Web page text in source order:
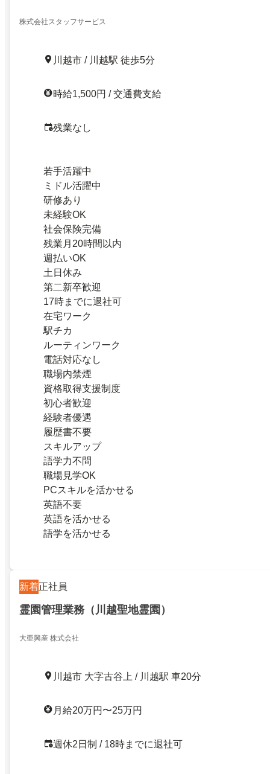
株式会社スタッフサービス
川越市 / 川越駅 徒歩5分
時給1,500円 / 交通費支給
残業なし
若手活躍中
ミドル活躍中
研修あり
未経験OK
社会保険完備
残業月20時間以内
週払いOK
土日休み
第二新卒歓迎
17時までに退社可
在宅ワーク
駅チカ
ルーティンワーク
電話対応なし
職場内禁煙
資格取得支援制度
初心者歓迎
経験者優遇
履歴書不要
スキルアップ
語学力不問
職場見学OK
PCスキルを活かせる
英語不要
英語を活かせる
語学を活かせる
新着正社員
霊園管理業務（川越聖地霊園）
大亜興産 株式会社
川越市 大字古谷上 / 川越駅 車20分
月給20万円〜25万円
週休2日制 / 18時までに退社可